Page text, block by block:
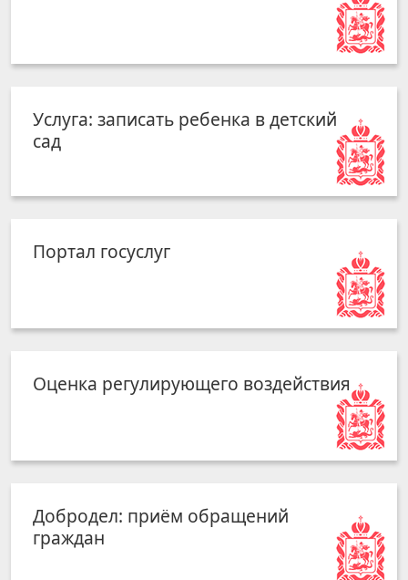
Услуга: записать ребенка в детский
сад
Портал госуслуг
Оценка регулирующего воздействия
Добродел: приём обращений
граждан